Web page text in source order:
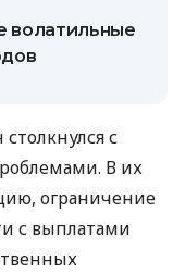
волатильные
с
В их
ограничение
с выплатами